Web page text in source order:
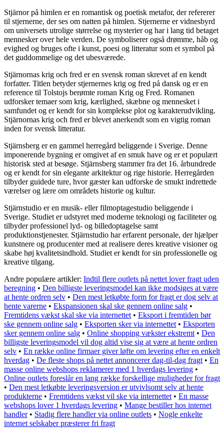
Stjärnor på himlen er en romantisk og poetisk metafor, der refererer
til stjernerne, der ses om natten på himlen. Stjernerne er vidnesbyrd
om universets utrolige størrelse og mysterier og har i lang tid betaget
mennesker over hele verden. De symboliserer også drømme, håb og
evighed og bruges ofte i kunst, poesi og litteratur som et symbol på
det guddommelige og det ubesværede.
Stjärnornas krig och fred er en svensk roman skrevet af en kendt
forfatter. Titlen betyder stjernernes krig og fred på dansk og er en
reference til Tolstojs berømte roman Krig og Fred. Romanen
udforsker temaer som krig, kærlighed, skæbne og mennesket i
samfundet og er kendt for sin komplekse plot og karakterudvikling.
Stjärnornas krig och fred er blevet anerkendt som en vigtig roman
inden for svensk litteratur.
Stjärnsberg er en gammel herregård beliggende i Sverige. Denne
imponerende bygning er omgivet af en smuk have og er et populært
historisk sted at besøge. Stjärnsberg stammer fra det 16. århundrede
og er kendt for sin elegante arkitektur og rige historie. Herregården
tilbyder guidede ture, hvor gæster kan udforske de smukt indrettede
værelser og lære om områdets historie og kultur.
Stjärnstudio er en musik- eller filmoptagestudio beliggende i
Sverige. Studiet er udstyret med moderne teknologi og faciliteter og
tilbyder professionel lyd- og billedoptagelse samt
produktionstjenester. Stjärnstudio har erfarent personale, der hjælper
kunstnere og producenter med at realisere deres kreative visioner og
skabe høj kvalitetsindhold. Studiet er kendt for sin professionelle og
kreative tilgang.
Andre populære artikler: Indtil flere outlets på nettet lover fragt uden
beregning • Den billigste leveringsmodel kan ikke modsiges at være
at hente ordren selv • Den mest letkøbte form for fragt er dog selv at
hente varerne • Ekspansionen skal ske gennem online salg •
Fremtidens vækst skal ske via internettet • Eksport i fremtiden bør
ske gennem online salg • Eksporten sker via internettet • Eksporten
sker gennem online salg • Online shopping vækster ekstremt • Den
billigste leveringsmodel vil dog altid vise sig at være at hente ordren
selv • En række online firmaer giver løfte om levering efter en enkelt
hverdag • De fleste shops på nettet annoncerer dag-til-dag fragt • En
masse online webshops reklamerer med 1 hverdags levering •
Online outlets foreslår en lang række forskellige muligheder for fragt
• Den mest letkøbte leveringsversion er utvivlsomt selv at hente
produkterne • Fremtidens vækst vil ske via internettet • En masse
webshops lover 1 hverdags levering • Mange bestiller hos internet
handler• Stadig flere handler via online outlets • Nogle enkelte
internet selskaber præsterer fri fragt